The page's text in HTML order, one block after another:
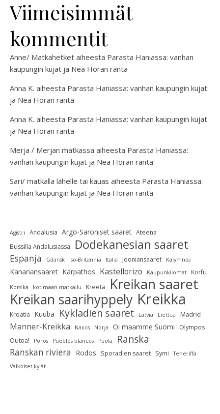
Viimeisimmät
kommentit
Anne/ Matkahetket aiheesta Parasta Haniassa: vanhan
kaupungin kujat ja Nea Horan ranta
Anna K. aiheesta Parasta Haniassa: vanhan kaupungin kujat
ja Nea Horan ranta
Anna K. aiheesta Parasta Haniassa: vanhan kaupungin kujat
ja Nea Horan ranta
Merja / Merjan matkassa aiheesta Parasta Haniassa:
vanhan kaupungin kujat ja Nea Horan ranta
Sari/ matkalla lähelle tai kauas aiheesta Parasta Haniassa:
vanhan kaupungin kujat ja Nea Horan ranta
Agistri Andalusia Argo-Saroniset saaret Ateena
Bussilla Andalusiassa
Dodekanesian saaret
Espanja Gdansk Iso-Britannia Italia Jooniansaaret Kalymnos
Kanariansaaret Karpathos Kastellorizo Kaupunkilomat Korfu
Korsika kotimaan matkailu Kreeta Kreikan saaret
Kreikan saarihyppely Kreikka
Kroatia Kuuba Kykladien saaret Latvia Liettua Madrid
Manner-Kreikka Naxos Norja Oi maamme Suomi
Olympos
Outoa!
Poros Pueblos blancos Puola Ranska
Ranskan riviera Rodos Sporadien saaret Symi
Teneriffa
Valkoiset kylät